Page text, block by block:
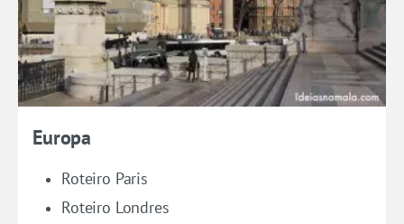
Europa
Roteiro Paris
Roteiro Londres